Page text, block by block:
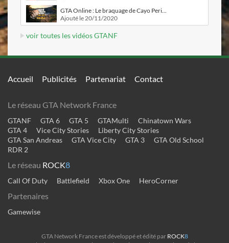
GTA Online : Le braquage de Cayo Perico (Trailer #1)
Ajouté le 20/11/2020
voir toutes les vidéos GTANF
Accueil Publicités Partenariat Contact
Le réseau GTA Network France
GTANF GTA 6 GTA 5 GTAMulti
Chinatown Wars
GTA 4
Vice City Stories
Liberty City Stories
GTA San Andreas
GTA Vice City GTA 3
GTA Old School
RDR 2
Le réseau ROCK8
Call Of Duty Battlefield Xbox One HeroCorner
Partenaires
Gamewise
GTA Network France est développé et édité par ROCK8